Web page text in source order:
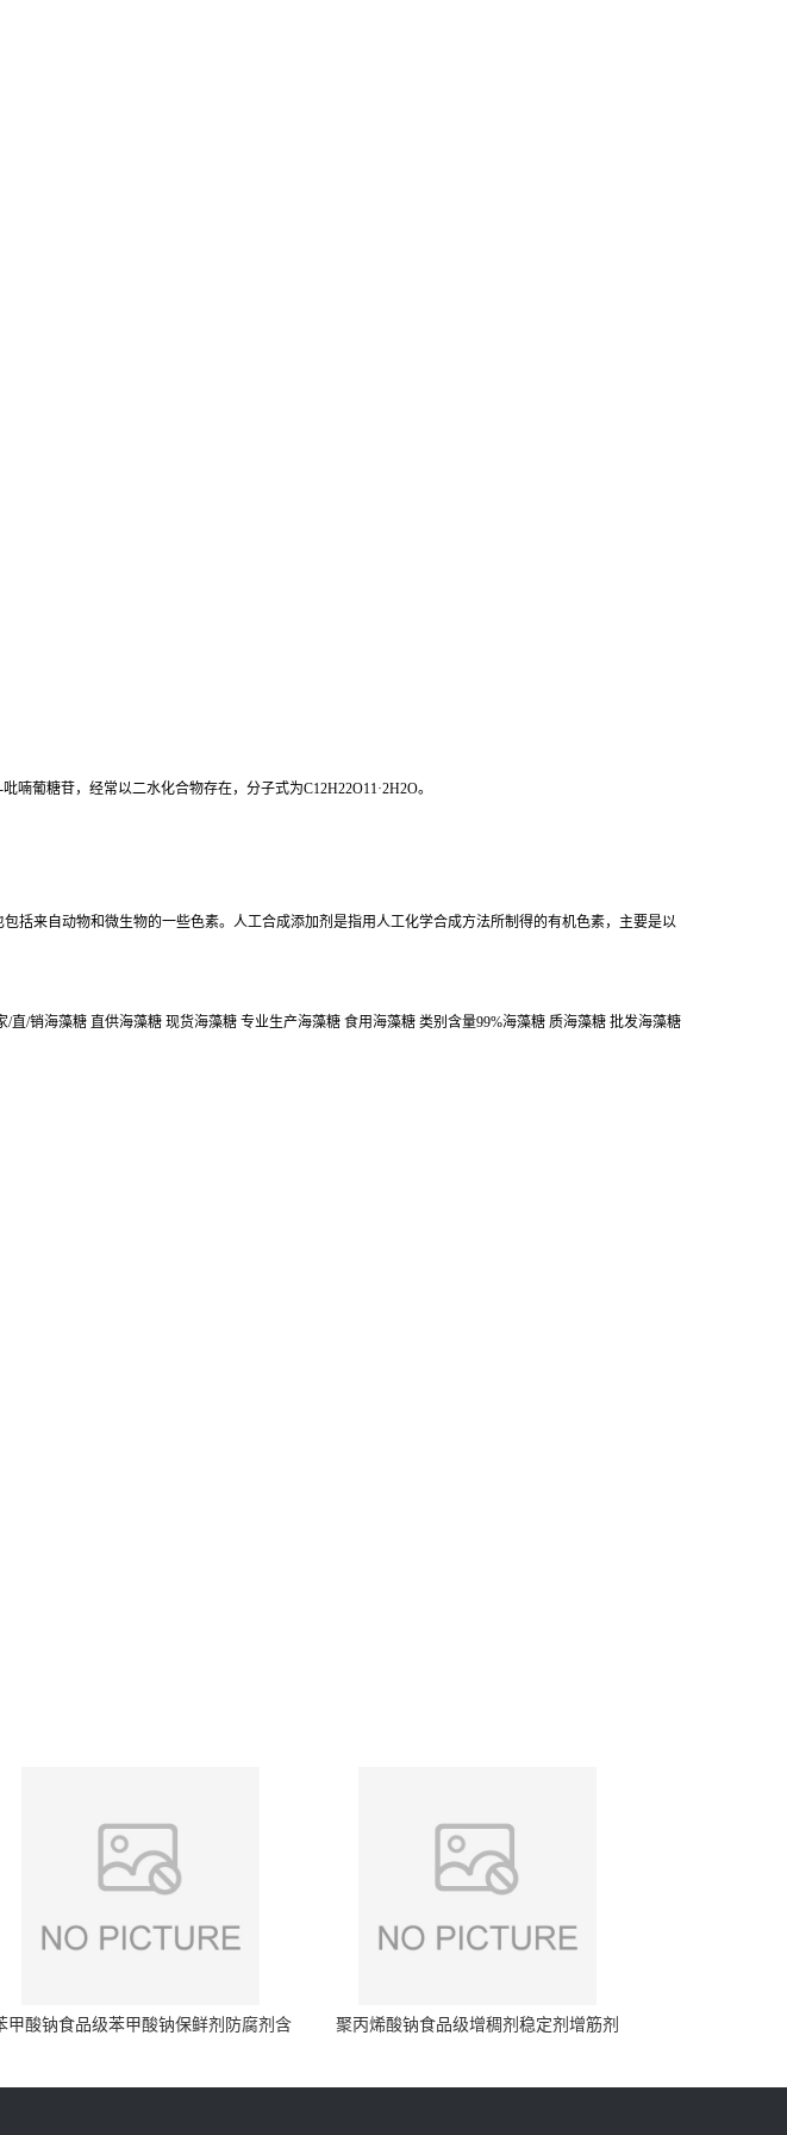
葡糖苷，经常以二水化合物存在，分子式为C12H22O11·2H2O。
括来自动物和微生物的一些色素。人工合成添加剂是指用人工化学合成方法所制得的有机色素，主要是以
/销海藻糖 直供海藻糖 现货海藻糖 专业生产海藻糖 食用海藻糖 类别含量99%海藻糖 质海藻糖 批发海藻糖
甲酸钠食品级苯甲酸钠保鲜剂防腐剂含
聚丙烯酸钠食品级增稠剂稳定剂增筋剂